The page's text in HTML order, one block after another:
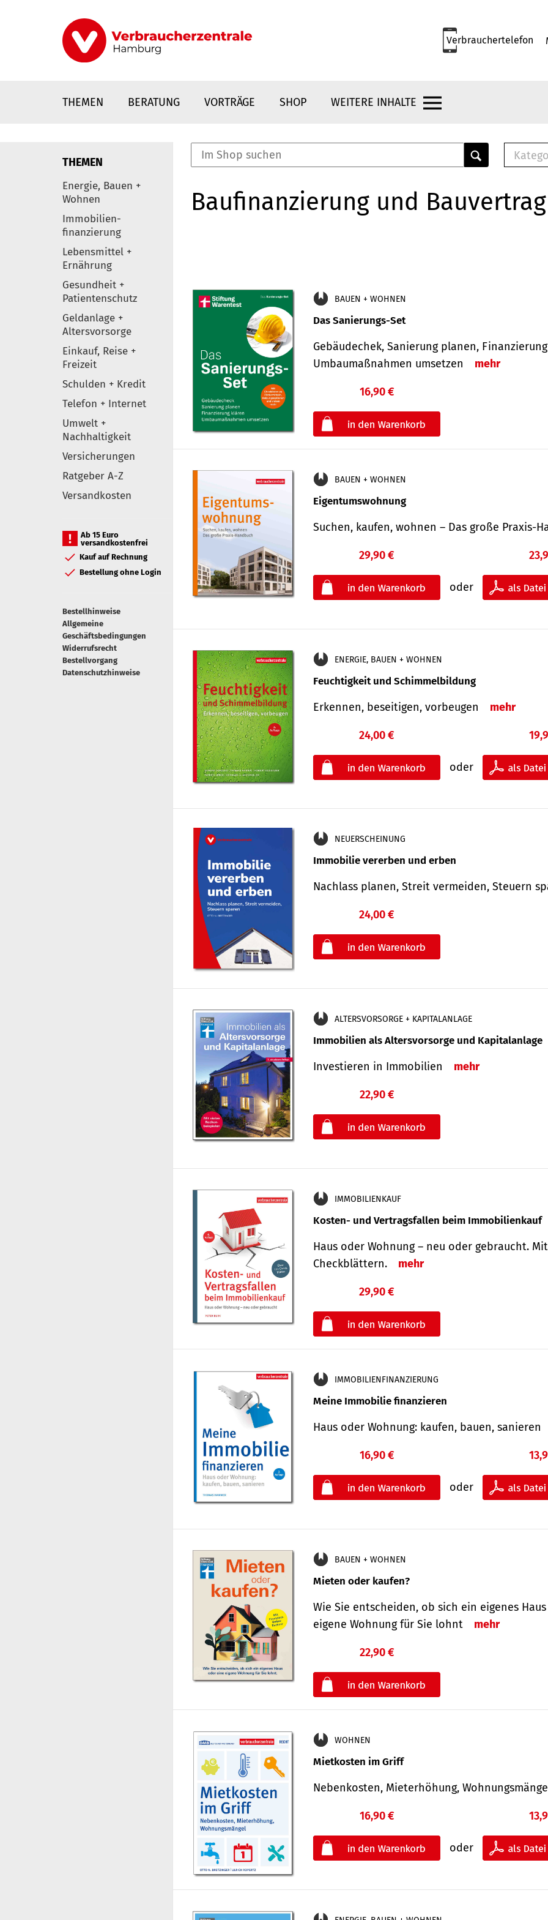
Verbrauchertelefon
THEMEN BERATUNG VORTRÄGE SHOP WEITERE INHALTE
Elemente
THEMEN
Energie, Bauen +
Wohnen
Immobilien-
finanzierung
Lebensmittel +
Ernährung
Gesundheit +
Patientenschutz
Geldanlage +
Altersvorsorge
Einkauf, Reise +
Freizeit
Schulden + Kredit
Telefon + Internet
Umwelt +
Nachhaltigkeit
Versicherungen
Ratgeber A-Z
Versandkosten
Ab 15 Euro
versandkostenfrei
Kauf auf Rechnung
Bestellung ohne Login
Bestellhinweise
Allgemeine
Geschäftsbedingungen
Widerrufsrecht
Bestellvorgang
Datenschutzhinweise
E-
Baufinanzierung und Bauvertrag
BAUEN + WOHNEN
Das Sanierungs-Set
Gebäudechek, Sanierung planen,
Umbaumaßnahmen umsetzen
mehr
16,90 €
BAUEN + WOHNEN
Eigentumswohnung
Suchen, kaufen, wohnen – Das große Praxis-
29,90 €
oder
ENERGIE, BAUEN + WOHNEN
Feuchtigkeit und Schimmelbildung
Erkennen, beseitigen, vorbeugen mehr
24,00 €
oder
NEUERSCHEINUNG
Immobilie vererben und erben
Nachlass planen, Streit vermeiden, Steuern
24,00 €
ALTERSVORSORGE + KAPITALANLAGE
Immobilien als Altersvorsorge und Kapitalanlage
Investieren in Immobilien mehr
22,90 €
IMMOBILIENKAUF
Kosten- und Vertragsfallen beim Immobilienkauf
Haus oder Wohnung – neu oder gebraucht.
Check­blättern.
mehr
29,90 €
IMMOBILIENFINANZIERUNG
Meine Immobilie finanzieren
Haus oder Wohnung: kaufen, bauen, sanieren
16,90 €
oder
BAUEN + WOHNEN
Mieten oder kaufen?
Wie Sie entscheiden, ob sich ein eigenes
eigene Wohnung für Sie lohnt
mehr
22,90 €
WOHNEN
Mietkosten im Griff
Nebenkosten, Mieterhöhung,
16,90 €
oder